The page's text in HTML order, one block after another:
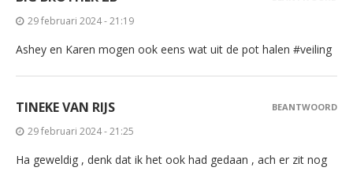
29 februari 2024 - 21:19
Ashey en Karen mogen ook eens wat uit de pot halen #veiling
TINEKE VAN RIJS
29 februari 2024 - 21:25
Ha geweldig , denk dat ik het ook had gedaan , ach er zit nog
BEANTWOORD